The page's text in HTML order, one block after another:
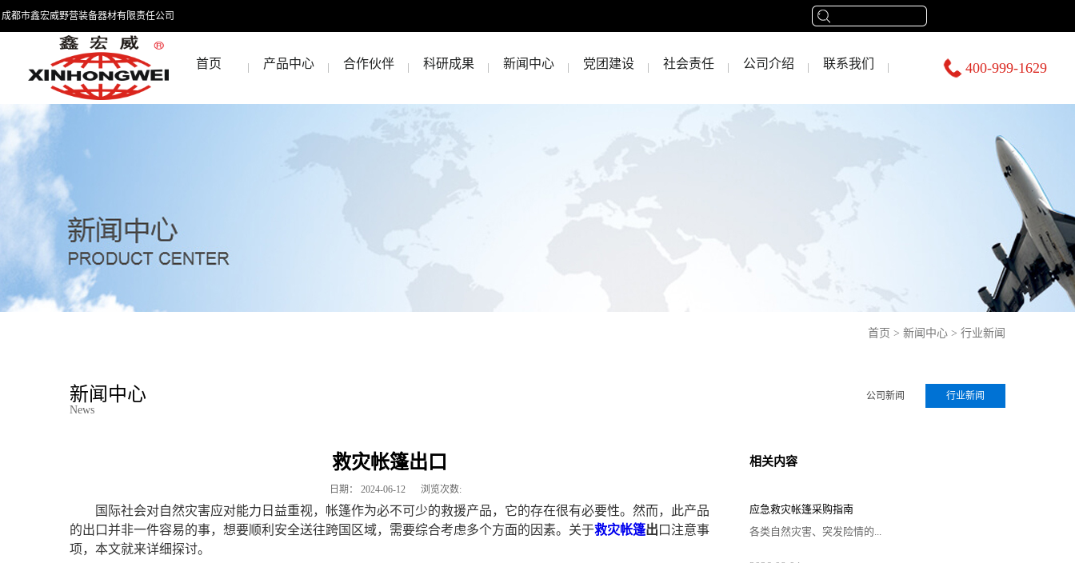
成都市鑫宏威野营装备器材有限责任公司
首页 产品中心 合作伙伴 科研成果 新闻中心 党团建设 社会责任 公司介绍 联系我们 400-999-1629
首页 > 新闻中心 > 行业新闻
新闻中心
News
公司新闻 行业新闻
救灾帐篷出口
日期： 2024-06-12 浏览次数:
国际社会对自然灾害应对能力日益重视，帐篷作为必不可少的救援产品，它的存在很有必要性。然而，此产品
的出口并非一件容易的事，想要顺利安全送往跨国区域，需要综合考虑多个方面的因素。关于救灾帐篷出 口注意事
项，本文就来详细探讨。
相关内容
应急救灾帐篷采购指南
各类自然灾害、突发险情的...